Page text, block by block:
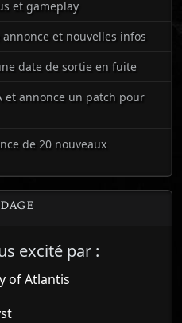
et gameplay
et nouvelles infos
date de sortie en fuite
et annonce un patch pour
de 20 nouveaux
excité par :
of Atlantis